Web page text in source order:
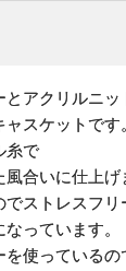
とアクリルニッ
スケットです
糸で
合いに仕上げ
でストレスフリ
っています。
を使っているの